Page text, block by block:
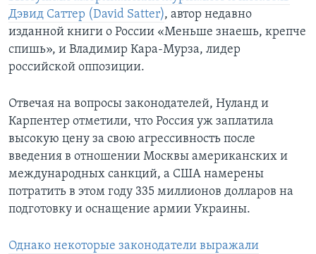
Дэвид Саттер (David Satter), автор недавно
изданной книги о России «Меньше знаешь, крепче
спишь», и Владимир Кара-Мурза, лидер
российской оппозиции.
Отвечая на вопросы законодателей, Нуланд и
Карпентер отметили, что Россия уж заплатила
высокую цену за свою агрессивность после
введения в отношении Москвы американских и
международных санкций, а США намерены
потратить в этом году 335 миллионов долларов на
подготовку и оснащение армии Украины.
Однако некоторые законодатели выражали